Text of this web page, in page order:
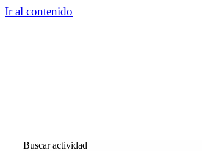
Ir al contenido
Buscar actividad